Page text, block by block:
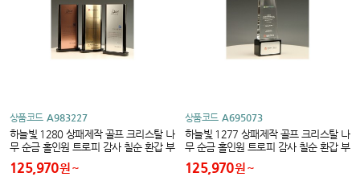
상품코드 A983227
하늘빛 1280 상패제작 골프 크리스탈 나
무 순금 홀인원 트로피 감사 칠순 환갑 부
모님 퇴직 공로 이글 싱글 대회우승 기념
고급
125,970원
상품코드 A695073
하늘빛 1277 상패제작 골프 크리스탈 나
무 순금 홀인원 트로피 감사 칠순 환갑 부
모님 퇴직 공로 이글 싱글 대회우승 기념
고급
125,970원